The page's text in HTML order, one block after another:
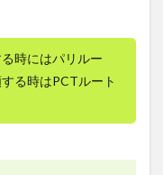
時にはパリルー
る時はPCTルート